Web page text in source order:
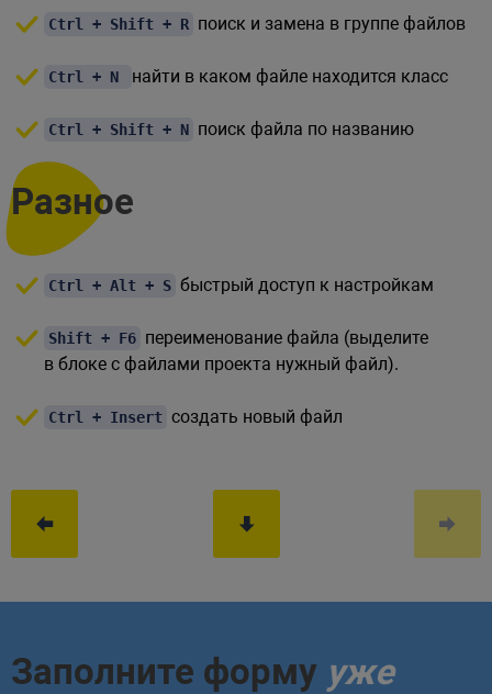
Ctrl + Shift + R поиск и замена в группе файлов
Ctrl + N найти в каком файле находится класс
Ctrl + Shift + N поиск файла по названию
Разное
Ctrl + Alt + S быстрый доступ к настройкам
Shift + F6 переименование файла (выделите
в блоке с файлами проекта нужный файл).
Ctrl + Insert создать новый файл
Заполните форму уже